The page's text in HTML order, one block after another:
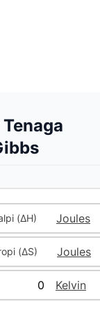
(ΔH)
(ΔS)